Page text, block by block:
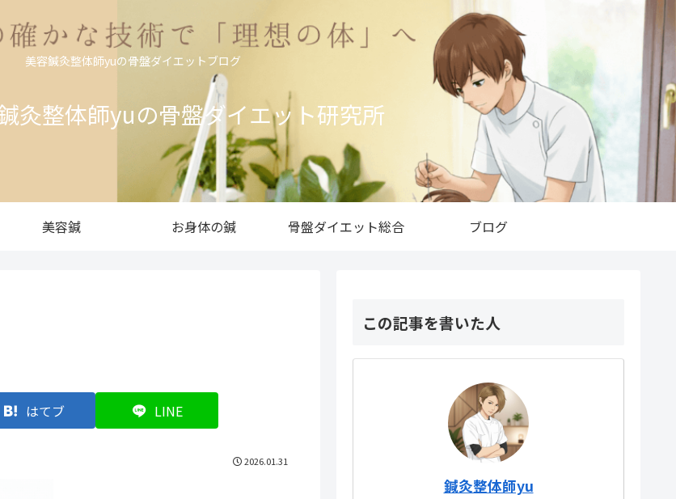
美容鍼灸整体師yuの骨盤ダイエットブログ
灸整体師yuの骨盤ダイエット研究所
美容鍼 お身体の鍼 骨盤ダイエット総合 ブログ
はてブ LINE
2026.01.31
この記事を書いた人
鍼灸整体師yu